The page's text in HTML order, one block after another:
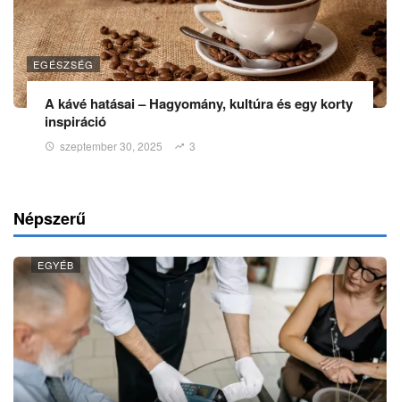
EGÉSZSÉG
A kávé hatásai – Hagyomány, kultúra és egy korty
inspiráció
szeptember 30, 2025 3
Népszerű
EGYÉB